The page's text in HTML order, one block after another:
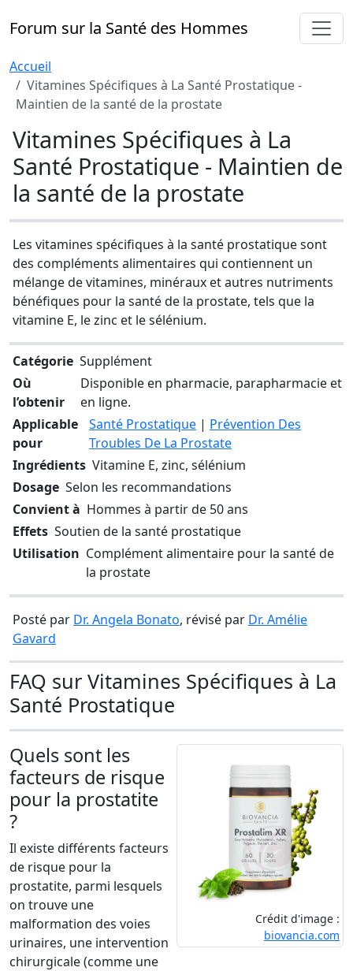
Forum sur la Santé des Hommes
Accueil
Vitamines Spécifiques à La Santé Prostatique -
Maintien de la santé de la prostate
Vitamines Spécifiques à La
Santé Prostatique - Maintien de
la santé de la prostate
Les vitamines spécifiques à la santé prostatique sont
des compléments alimentaires qui contiennent un
mélange de vitamines, minéraux et autres nutriments
bénéfiques pour la santé de la prostate, tels que la
vitamine E, le zinc et le sélénium.
Catégorie Supplément
Où
l’obtenir
Disponible en pharmacie, parapharmacie et
en ligne.
Applicable
pour
Santé Prostatique| Prévention Des
Troubles De La Prostate
Ingrédients Vitamine E, zinc, sélénium
Dosage Selon les recommandations
Convient à Hommes à partir de 50 ans
Effets Soutien de la santé prostatique
Utilisation Complément alimentaire pour la santé de
la prostate
Posté par Dr. Angela Bonato, révisé par Dr. Amélie
Gavard
FAQ sur Vitamines Spécifiques à La
Santé Prostatique
Crédit d'image :
biovancia.com
Quels sont les
facteurs de risque
pour la prostatite
?
Il existe différents facteurs
de risque pour la
prostatite, parmi lesquels
on trouve une
malformation des voies
urinaires, une intervention
chirurgicale (comme une